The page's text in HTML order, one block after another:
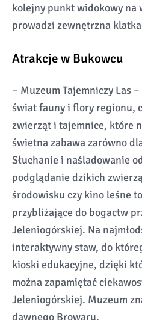
kolejny punkt widokowy na
prowadzi zewnętrzna
Atrakcje w Bukowcu
– Muzeum Tajemniczy Las
świat fauny i flory regionu,
zwierząt i tajemnice, które
świetna zabawa zarówno
Słuchanie i naśladowanie
podglądanie dzikich
środowisku czy kino leśne
przybliżające do bogactw
Jeleniogórskiej. Na
interaktywny staw, do
kioski edukacyjne, dzięki
można zapamiętać
Jeleniogórskiej. Muzeum
dawnego Browaru.